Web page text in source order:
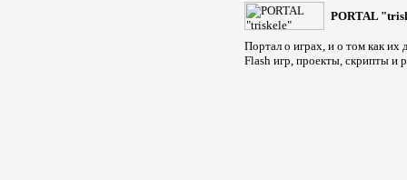
PORTAL
Портал о играх, и о том как их
Flash игр, проекты, скрипты и